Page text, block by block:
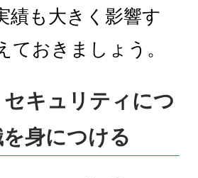
績も大きく影響す
ておきましょう。
キュリティにつ
身につける